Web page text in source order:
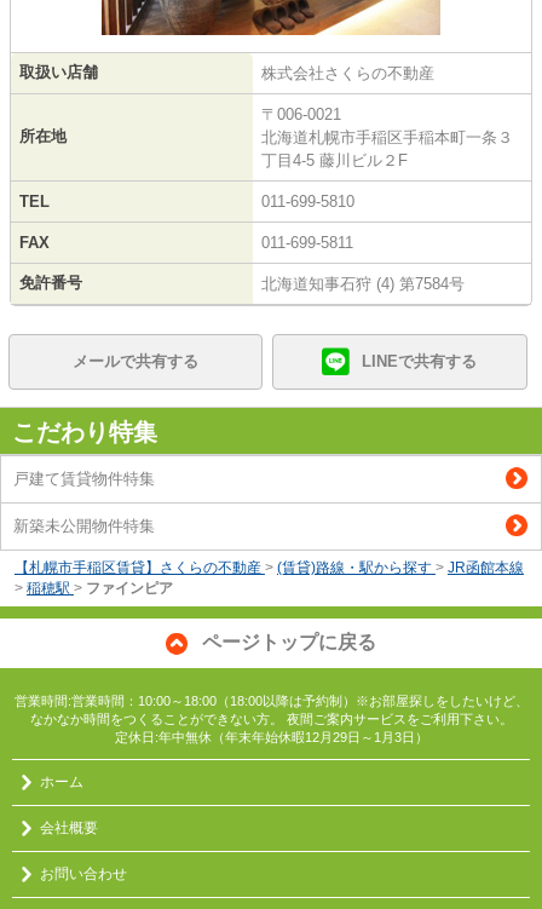
取扱い店舗 株式会社さくらの不動産
所在地
〒006-0021
北海道札幌市手稲区手稲本町一条３
丁目4-5 藤川ビル２F
TEL 011-699-5810
FAX 011-699-5811
免許番号 北海道知事石狩 (4) 第7584号
メールで共有する LINEで共有する
こだわり特集
戸建て賃貸物件特集
新築未公開物件特集
【札幌市手稲区賃貸】さくらの不動産 > (賃貸)路線・駅から探す > JR函館本線
> 稲穂駅 > ファインピア
ページトップに戻る
営業時間:営業時間：10:00～18:00（18:00以降は予約制）※お部屋探しをしたいけど、
なかなか時間をつくることができない方。 夜間ご案内サービスをご利用下さい。
定休日:年中無休（年末年始休暇12月29日～1月3日）
ホーム
会社概要
お問い合わせ